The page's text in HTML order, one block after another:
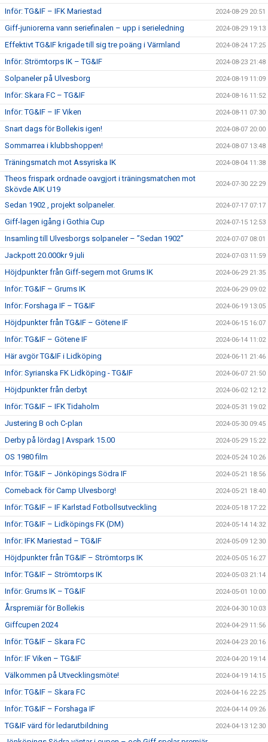
Inför: TG&IF – IFK Mariestad 2024-08-29 20:51
Giff-juniorerna vann seriefinalen – upp i serieledning 2024-08-29 19:13
Effektivt TG&IF krigade till sig tre poäng i Värmland 2024-08-24 17:25
Inför: Strömtorps IK – TG&IF 2024-08-23 21:48
Solpaneler på Ulvesborg 2024-08-19 11:09
Inför: Skara FC – TG&IF 2024-08-16 11:52
Inför: TG&IF – IF Viken 2024-08-11 07:30
Snart dags för Bollekis igen! 2024-08-07 20:00
Sommarrea i klubbshoppen! 2024-08-07 13:48
Träningsmatch mot Assyriska IK 2024-08-04 11:38
Theos frispark ordnade oavgjort i träningsmatchen mot
Skövde AIK U19
2024-07-30 22:29
Sedan 1902 , projekt solpaneler. 2024-07-17 07:17
Giff-lagen igång i Gothia Cup 2024-07-15 12:53
Insamling till Ulvesborgs solpaneler – ”Sedan 1902” 2024-07-07 08:01
Jackpott 20.000kr 9 juli 2024-07-03 11:59
Höjdpunkter från Giff-segern mot Grums IK 2024-06-29 21:35
Inför: TG&IF – Grums IK 2024-06-29 09:02
Inför: Forshaga IF – TG&IF 2024-06-19 13:05
Höjdpunkter från TG&IF – Götene IF 2024-06-15 16:07
Inför: TG&IF – Götene IF 2024-06-14 11:02
Här avgör TG&IF i Lidköping 2024-06-11 21:46
Inför: Syrianska FK Lidköping - TG&IF 2024-06-07 21:50
Höjdpunkter från derbyt 2024-06-02 12:12
Inför: TG&IF – IFK Tidaholm 2024-05-31 19:02
Justering B och C-plan 2024-05-30 09:45
Derby på lördag | Avspark 15.00 2024-05-29 15:22
OS 1980 film 2024-05-24 10:26
Inför: TG&IF – Jönköpings Södra IF 2024-05-21 18:56
Comeback för Camp Ulvesborg! 2024-05-21 18:40
Inför: TG&IF – IF Karlstad Fotbollsutveckling 2024-05-18 17:22
Inför: TG&IF – Lidköpings FK (DM) 2024-05-14 14:32
Inför: IFK Mariestad – TG&IF 2024-05-09 12:30
Höjdpunkter från TG&IF – Strömtorps IK 2024-05-05 16:27
Inför: TG&IF – Strömtorps IK 2024-05-03 21:14
Inför: Grums IK – TG&IF 2024-05-01 10:00
Årspremiär för Bollekis 2024-04-30 10:03
Giffcupen 2024 2024-04-29 11:56
Inför: TG&IF – Skara FC 2024-04-23 20:16
Inför: IF Viken – TG&IF 2024-04-20 19:14
Välkommen på Utvecklingsmöte! 2024-04-19 14:15
Inför: TG&IF – Skara FC 2024-04-16 22:25
Inför: TG&IF – Forshaga IF 2024-04-14 09:26
TG&IF värd för ledarutbildning 2024-04-13 12:30